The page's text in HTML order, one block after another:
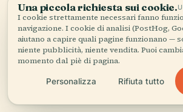
Una piccola richiesta sui cookie.
I cookie strettamente necessari fanno
navigazione. I cookie di analisi (PostHog,
aiutano a capire quali pagine funzionano —
niente pubblicità, niente vendita. Puoi
momento dal piè di pagina.
Personalizza Rifiuta tutto